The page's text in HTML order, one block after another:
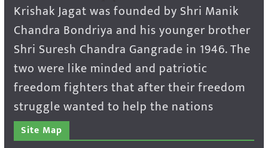
Krishak Jagat was founded by Shri Manik
Chandra Bondriya and his younger brother
Shri Suresh Chandra Gangrade in 1946. The
two were like minded and patriotic
freedom fighters that after their freedom
struggle wanted to help the nations
Site Map